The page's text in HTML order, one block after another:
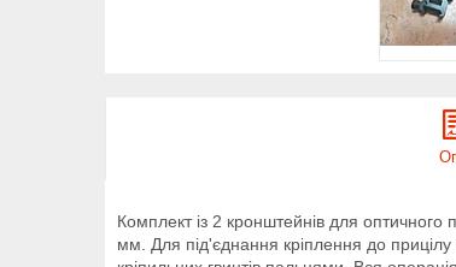
Комплект із 2 кронштейнів для
мм. Для під'єднання кріплення до прицілу